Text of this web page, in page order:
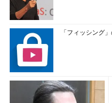
「フィッシング